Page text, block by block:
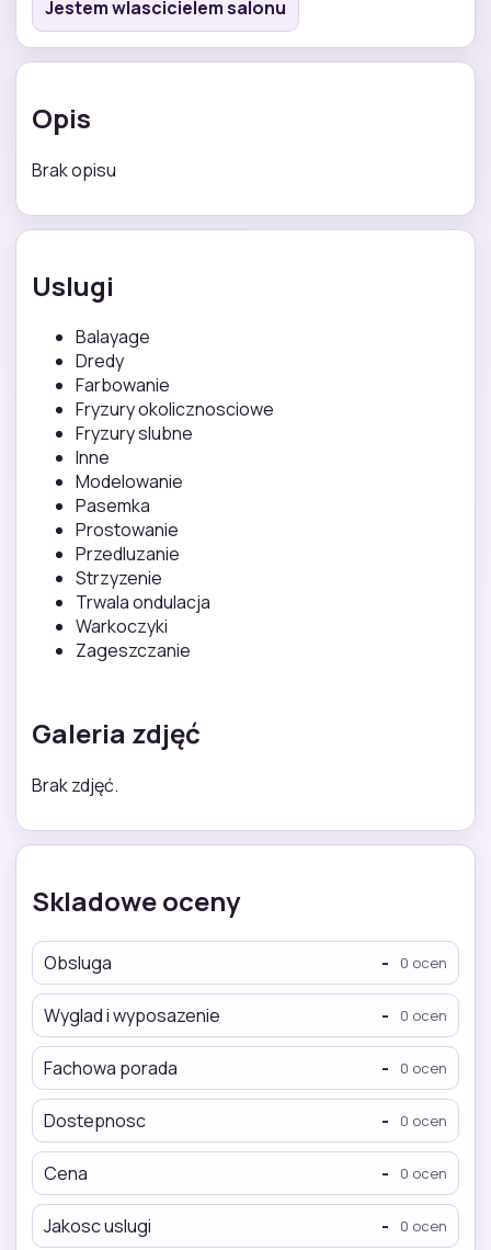
Jestem wlascicielem salonu
Opis
Brak opisu
Uslugi
Balayage
Dredy
Farbowanie
Fryzury okolicznosciowe
Fryzury slubne
Inne
Modelowanie
Pasemka
Prostowanie
Przedluzanie
Strzyzenie
Trwala ondulacja
Warkoczyki
Zageszczanie
Galeria zdjęć
Brak zdjęć.
Skladowe oceny
Obsluga - 0 ocen
Wyglad i wyposazenie - 0 ocen
Fachowa porada - 0 ocen
Dostepnosc - 0 ocen
Cena - 0 ocen
Jakosc uslugi - 0 ocen